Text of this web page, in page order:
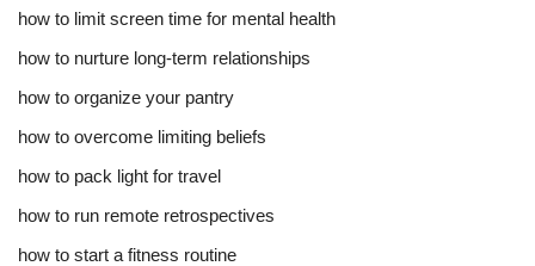
how to limit screen time for mental health
how to nurture long-term relationships
how to organize your pantry
how to overcome limiting beliefs
how to pack light for travel
how to run remote retrospectives
how to start a fitness routine